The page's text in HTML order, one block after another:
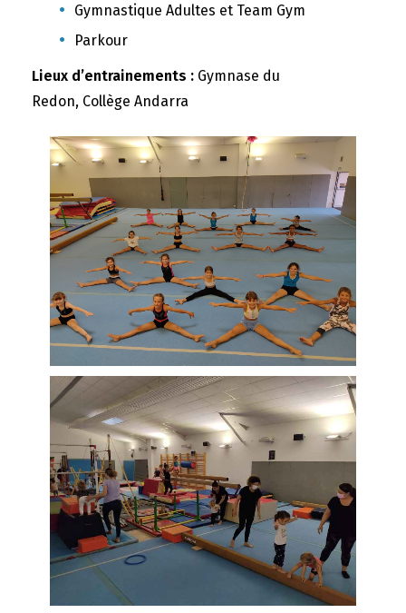
Gymnastique Adultes et Team Gym
Parkour
Lieux d’entrainements : Gymnase du
Redon, Collège Andarra